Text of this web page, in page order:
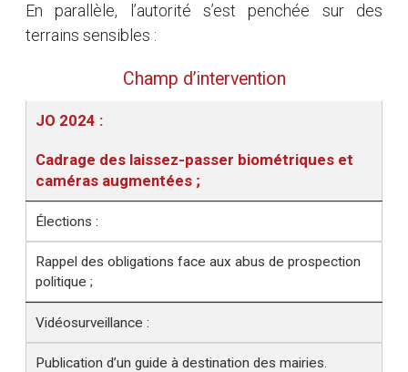
En parallèle, l’autorité s’est penchée sur des
terrains sensibles :
Champ d’intervention
JO 2024 :
Cadrage des laissez-passer biométriques et
caméras augmentées ;
Élections :
Rappel des obligations face aux abus de prospection
politique ;
Vidéosurveillance :
Publication d’un guide à destination des mairies.